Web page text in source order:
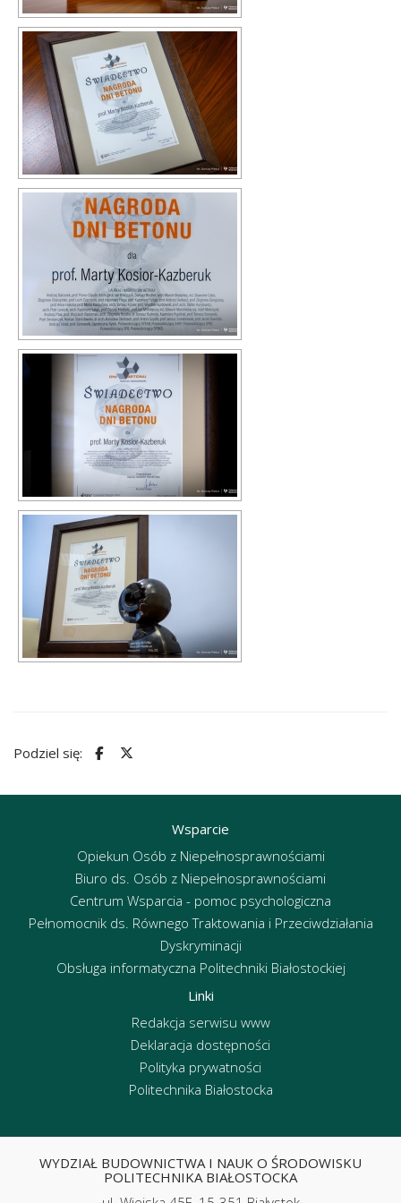
Podziel się:
Wsparcie
Opiekun Osób z Niepełnosprawnościami
Biuro ds. Osób z Niepełnosprawnościami
Centrum Wsparcia - pomoc psychologiczna
Pełnomocnik ds. Równego Traktowania i Przeciwdziałania
Dyskryminacji
Obsługa informatyczna Politechniki Białostockiej
Linki
Redakcja serwisu www
Deklaracja dostępności
Polityka prywatności
Politechnika Białostocka
WYDZIAŁ BUDOWNICTWA I NAUK O ŚRODOWISKU
POLITECHNIKA BIAŁOSTOCKA